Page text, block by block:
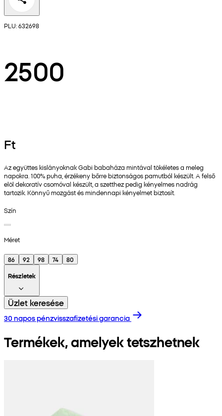
PLU: 632698
2500
Ft
Az együttes kislányoknak Gabi babaháza mintával tökéletes a meleg
napokra. 100% puha, érzékeny bőrre biztonságos pamutból készült. A felső
elöl dekoratív csomóval készült, a szetthez pedig kényelmes nadrág
tartozik. Könnyű mozgást és mindennapi kényelmet biztosít.
Szín
Méret
86 92 98 74
80
Részletek
Üzlet keresése
30 napos pénzvisszafizetési garancia
Termékek, amelyek tetszhetnek